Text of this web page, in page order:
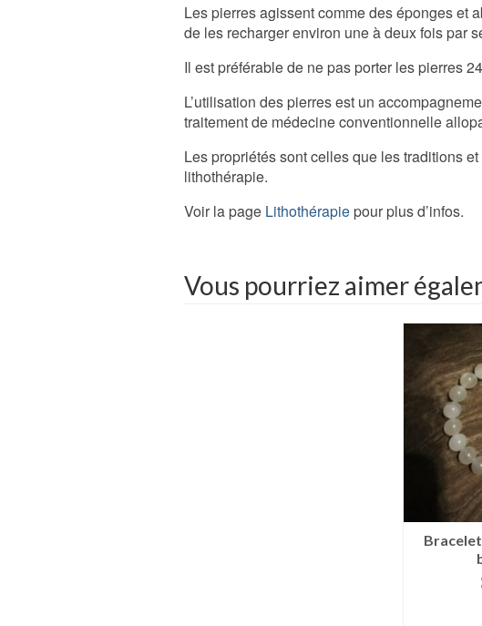
Les pierres agissent comme des éponges et
de les recharger environ une à deux fois par
Il est préférable de ne pas porter les pierres
L’utilisation des pierres est un
traitement de médecine conventionnelle
Les propriétés sont celles que les traditions
lithothérapie.
Voir la page Lithothérapie pour plus d’infos.
Vous pourriez aimer